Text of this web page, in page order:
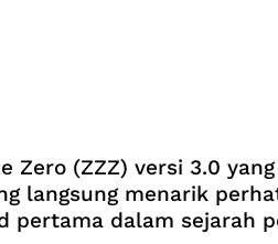
Zero (ZZZ) versi 3.0
langsung menarik
pertama dalam sejarah